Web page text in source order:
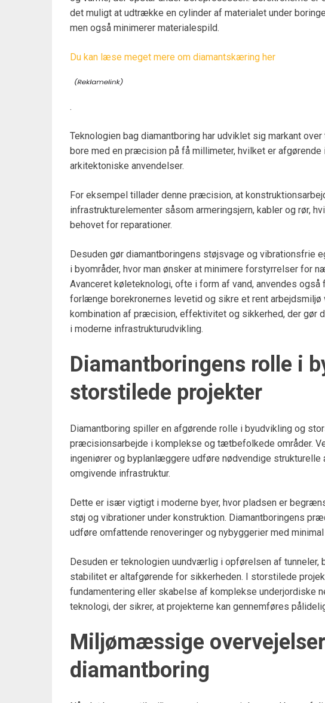
det muligt at udtrække en cylinder af materialet under
men også minimerer materialespild.
Du kan læse meget mere om diamantskæring her
.
Teknologien bag diamantboring har udviklet sig markant
bore med en præcision på få millimeter, hvilket er
arkitektoniske anvendelser.
For eksempel tillader denne præcision, at
infrastrukturelementer såsom armeringsjern, kabler og rør,
behovet for reparationer.
Desuden gør diamantboringens støjsvage og vibrationsfrie
i byområder, hvor man ønsker at minimere forstyrrelser for
Avanceret køleteknologi, ofte i form af vand, anvendes også
forlænge borekronernes levetid og sikre et rent arbejdsmiljø
kombination af præcision, effektivitet og sikkerhed, der gør
i moderne infrastrukturudvikling.
Diamantboringens rolle i
storstilede projekter
Diamantboring spiller en afgørende rolle i byudvikling og
præcisionsarbejde i komplekse og tætbefolkede områder.
ingeniører og byplanlæggere udføre nødvendige
omgivende infrastruktur.
Dette er især vigtigt i moderne byer, hvor pladsen er
støj og vibrationer under konstruktion. Diamantboringens
udføre omfattende renoveringer og nybyggerier med
Desuden er teknologien uundværlig i opførelsen af tunneler,
stabilitet er altafgørende for sikkerheden. I storstilede
fundamentering eller skabelse af komplekse underjordiske
teknologi, der sikrer, at projekterne kan gennemføres
Miljømæssige
diamantboring